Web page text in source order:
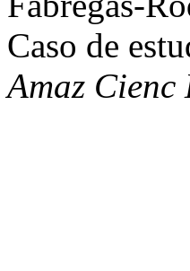
Caso de
Amaz Cienc